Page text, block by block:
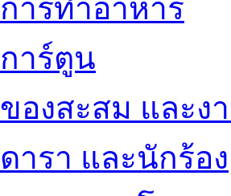
การทำอาหาร
การ์ตูน
ของสะสม และง
ดารา และนักร้อง